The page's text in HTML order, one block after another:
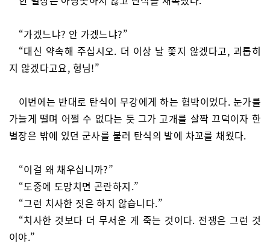
“가겠느냐? 안 가겠느냐?”
“대신 약속해 주십시오. 더 이상 날 쫓지 않겠다고, 괴롭히
지 않겠다고요, 형님!”
이번에는 반대로 탄식이 무강에게 하는 협박이었다. 눈가를
가늘게 떨며 어쩔 수 없다는 듯 그가 고개를 살짝 끄덕이자 한
별장은 밖에 있던 군사를 불러 탄식의 발에 차꼬를 채웠다.
“이걸 왜 채우십니까?”
“도중에 도망치면 곤란하지.”
“그런 치사한 짓은 하지 않습니다.”
“치사한 것보다 더 무서운 게 죽는 것이다. 전쟁은 그런 것
이야.”